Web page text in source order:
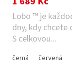
Lobo ™ je
dny, kdy
S celkovou...
černá červená